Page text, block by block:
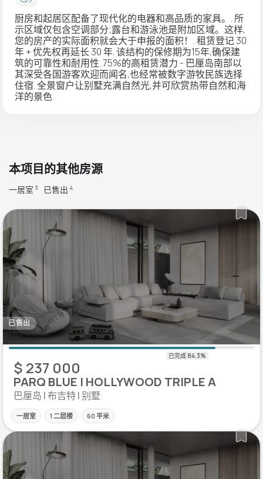
厨房和起居区配备了现代化的电器和高品质的家具。. 所
示区域仅包含空调部分;露台和游泳池是附加区域。这样,
您的房产的实际面积就会大于申报的面积！. 租赁登记 30
年 + 优先权再延长 30 年. 该结构的保修期为15年,确保建
筑的可靠性和耐用性. 75%的高租赁潜力 - 巴厘岛南部以
其深受各国游客欢迎而闻名,也经常被数字游牧民族选择
住宿. 全景窗户让别墅充满自然光,并可欣赏热带自然和海
洋的景色
本项目的其他房源
一居室 3 已售出 4
已售出
$ 237 000
PARQ BLUE | HOLLYWOOD TRIPLE A
巴厘岛 | 布吉特 | 别墅
一居室 1 二层楼 60 平米